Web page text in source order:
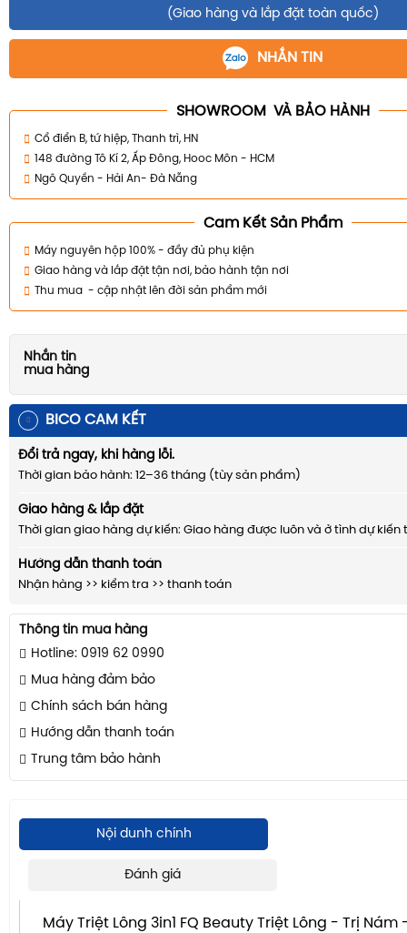
(Giao hàng và lắp đặt toàn quốc)
NHẮN TIN
SHOWROOM VÀ BẢO HÀNH
Cổ điển B, tứ hiệp, Thanh trì, HN
148 đường Tô Kí 2, Ấp Đông, Hooc Môn - HCM
Ngô Quyền - Hải An- Đà Nẵng
Cam Kết Sản Phẩm
Máy nguyên hộp 100% - đầy đủ phụ kiện
Giao hàng và lắp đặt tận nơi, bảo hành tận nơi
Thu mua - cập nhật lên đời sản phẩm mới
Nhắn tin
mua hàng
BICO CAM KẾT
Đổi trả ngay, khi hàng lỗi.
Thời gian bảo hành: 12–36 tháng (tùy sản phẩm)
Giao hàng & lắp đặt
Thời gian giao hàng dự kiến: Giao hàng được luôn và ở tình dự kiến
Hướng dẫn thanh toán
Nhận hàng >> kiểm tra >> thanh toán
Thông tin mua hàng
Hotline: 0919 62 0990
Mua hàng đảm bảo
Chính sách bán hàng
Hướng dẫn thanh toán
Trung tâm bảo hành
Nội dunh chính
Đánh giá
NỘI DUNG CHÍNH
Máy Triệt Lông 3in1 FQ Beauty Triệt Lông - Trị Nám